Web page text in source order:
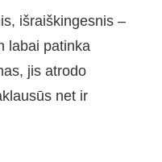
išraiškingesnis –
labai patinka
jis atrodo
net ir